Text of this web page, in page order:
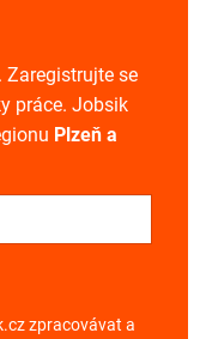
Zaregistrujte se
práce. Jobsik
Plzeň a
zpracovávat a